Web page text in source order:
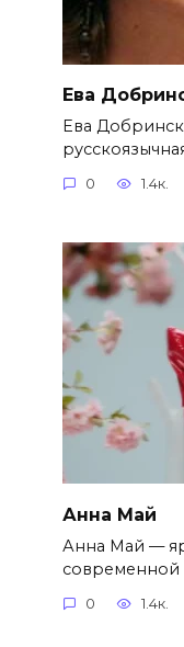
Ева
Ева
0 1.4к.
Анна Май
Анна Май —
современной
0 1.4к.